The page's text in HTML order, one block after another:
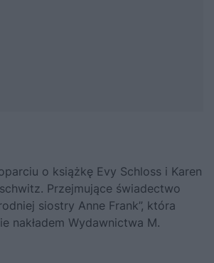
o książkę Evy Schloss i Karen
Przejmujące świadectwo
siostry Anne Frank”, która
nakładem Wydawnictwa M.